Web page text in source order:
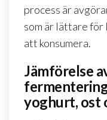
process är
som är lättare
att konsumera.
Jämförelse
yoghurt, ost